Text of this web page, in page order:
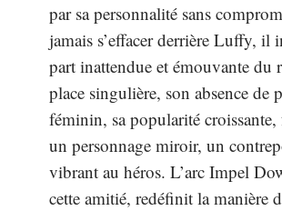
par sa personnalité sans
jamais s’effacer derrière Luffy, il
part inattendue et émouvante du
place singulière, son absence de
féminin, sa popularité
un personnage miroir, un
vibrant au héros. L’arc Impel
cette amitié, redéfinit la manière